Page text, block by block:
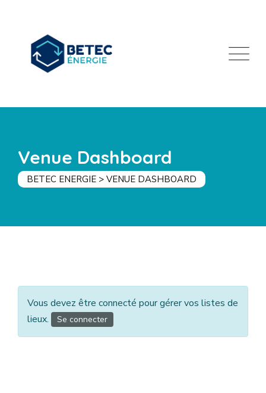
Venue Dashboard
BETEC ENERGIE > VENUE DASHBOARD
Vous devez être connecté pour gérer vos listes de
lieux.
Se connecter